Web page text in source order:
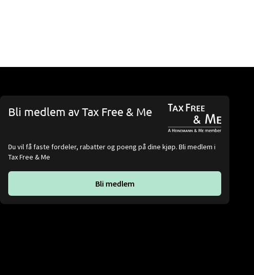
Bli medlem av Tax Free & Me
Du vil få faste fordeler, rabatter og poeng på dine kjøp. Bli medlem i
Tax Free & Me
Bli medlem